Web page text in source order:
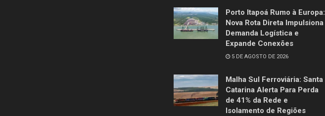
Porto Itapoá Rumo à Europa:
Nova Rota Direta Impulsiona
Demanda Logística e
Expande Conexões
5 DE AGOSTO DE 2026
Malha Sul Ferroviária: Santa
Catarina Alerta Para Perda
de 41% da Rede e
Isolamento de Regiões